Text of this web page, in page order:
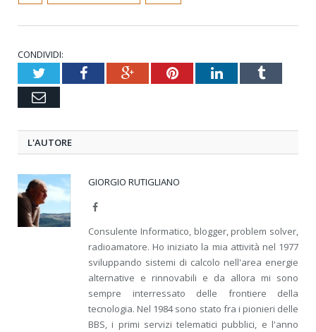
CONDIVIDI:
TwitterFacebookGoogle+PinterestLinkedInTumblr
Email
L'AUTORE
GIORGIO RUTIGLIANO
Facebook
Consulente Informatico, blogger, problem solver,
radioamatore. Ho iniziato la mia attività nel 1977
sviluppando sistemi di calcolo nell'area energie
alternative e rinnovabili e da allora mi sono
sempre interressato delle frontiere della
tecnologia. Nel 1984 sono stato fra i pionieri delle
BBS, i primi servizi telematici pubblici, e l'anno